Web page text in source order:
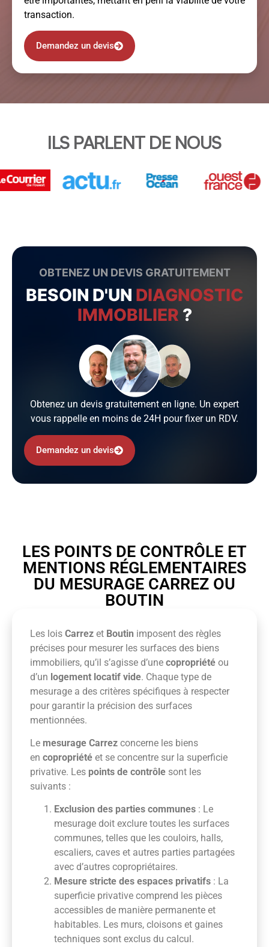
transaction.
Demandez un devis
ILS PARLENT DE NOUS
OBTENEZ UN DEVIS GRATUITEMENT
BESOIN D'UN DIAGNOSTIC
IMMOBILIER ?
Obtenez un devis gratuitement en ligne. Un expert
vous rappelle en moins de 24H pour fixer un RDV.
Demandez un devis
LES POINTS DE CONTRÔLE ET
MENTIONS RÉGLEMENTAIRES
DU MESURAGE CARREZ OU
BOUTIN
Les lois Carrez et Boutin imposent des règles
précises pour mesurer les surfaces des biens
immobiliers, qu’il s’agisse d’une copropriété ou
d’un logement locatif vide. Chaque type de
mesurage a des critères spécifiques à respecter
pour garantir la précision des surfaces
mentionnées.
Le mesurage Carrez concerne les biens
en copropriété et se concentre sur la superficie
privative. Les points de contrôle sont les
suivants :
Exclusion des parties communes : Le
mesurage doit exclure toutes les surfaces
communes, telles que les couloirs, halls,
escaliers, caves et autres parties partagées
avec d’autres copropriétaires.
Mesure stricte des espaces privatifs : La
superficie privative comprend les pièces
accessibles de manière permanente et
habitables. Les murs, cloisons et gaines
techniques sont exclus du calcul.